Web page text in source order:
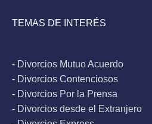
TEMAS DE INTERÉS
- Divorcios Mutuo Acuerdo
- Divorcios Contenciosos
- Divorcios Por la Prensa
- Divorcios desde el Extranjero